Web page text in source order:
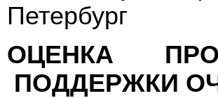
Петербург
ОЦЕНКА
ПОДДЕРЖКИ